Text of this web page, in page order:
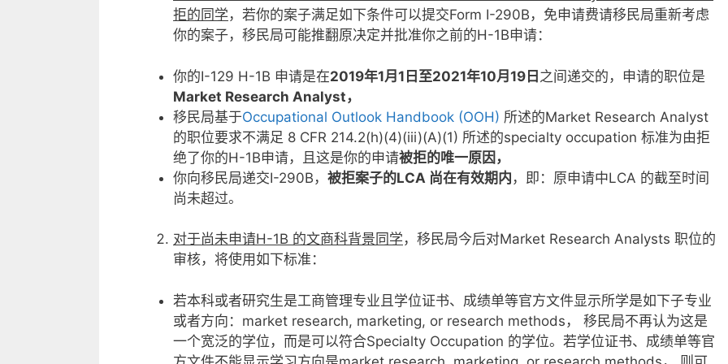
拒的同学 ，若你的案子满足如下条件可以提交Form I-290B，免申请费请移民局重新考虑
你的案子，移民局可能推翻原决定并批准你之前的H-1B申请：
你的I-129 H-1B 申请是在2019年1月1日至2021年10月19日 之间递交的，申请的职位是
Market Research Analyst，
移民局基于Occupational Outlook Handbook (OOH) 所述的Market Research Analyst
的职位要求不满足 8 CFR 214.2(h)(4)(iii)(A)(1) 所述的specialty occupation 标准为由拒
绝了你的H-1B申请，且这是你的申请被拒的唯一原因，
你向移民局递交I-290B， 被拒案子的LCA 尚在有效期内 ，即：原申请中LCA 的截至时间
尚未超过。
对于尚未申请H-1B 的文商科背景同学 ，移民局今后对Market Research Analysts 职位的
审核，将使用如下标准：
若本科或者研究生是工商管理专业且学位证书、成绩单等官方文件显示所学是如下子专业
或者方向：market research, marketing, or research methods， 移民局不再认为这是
一个宽泛的学位，而是可以符合Specialty Occupation 的学位。若学位证书、成绩单等官